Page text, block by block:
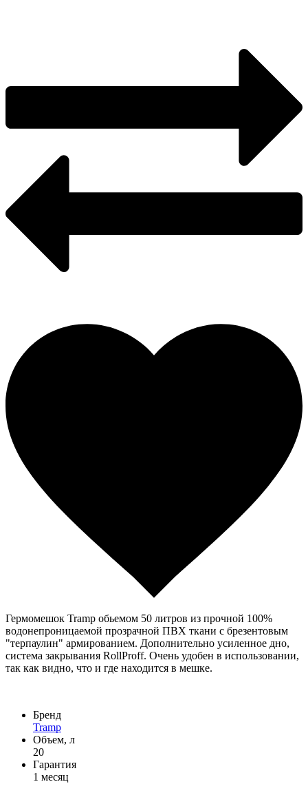
Гермомешок Tramp обьемом 50 литров из прочной 100%
водонепроницаемой прозрачной ПВХ ткани с брезентовым
"терпаулин" армированием. Дополнительно усиленное дно,
система закрывания RollProff. Очень удобен в использовании,
так как видно, что и где находится в мешке.
Бренд
Tramp
Объем, л
20
Гарантия
1 месяц